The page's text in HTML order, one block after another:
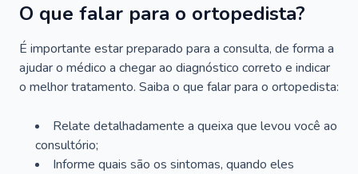
O que falar para o ortopedista?
É importante estar preparado para a consulta, de forma a
ajudar o médico a chegar ao diagnóstico correto e indicar
o melhor tratamento. Saiba o que falar para o ortopedista:
Relate detalhadamente a queixa que levou você ao
consultório;
Informe quais são os sintomas, quando eles